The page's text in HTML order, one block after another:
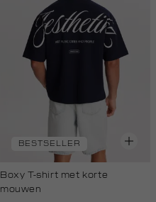
BESTSELLER
Boxy T-shirt met korte
mouwen